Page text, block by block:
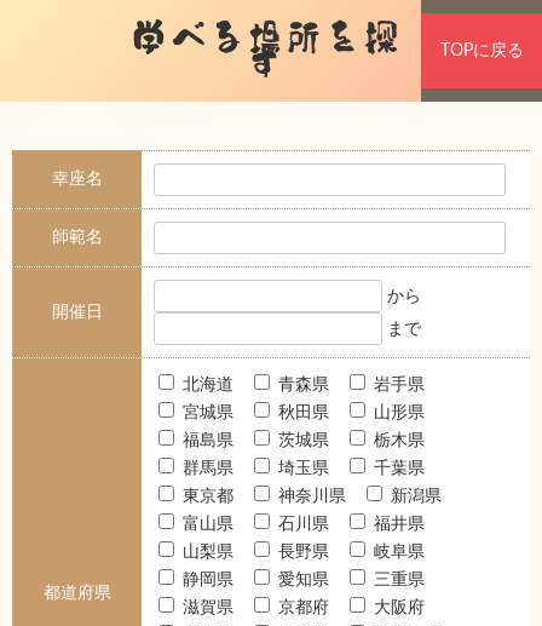
学べる場所を探
す TOPに戻る
幸座名
師範名
開催日
から
まで
都道府県
北海道 青森県
岩手県
宮城県
秋田県
山形県
福島県
茨城県
栃木県
群馬県
埼玉県
千葉県
東京都
神奈川県
新潟県
富山県
石川県
福井県
山梨県
長野県
岐阜県
静岡県
愛知県
三重県
滋賀県
京都府
大阪府